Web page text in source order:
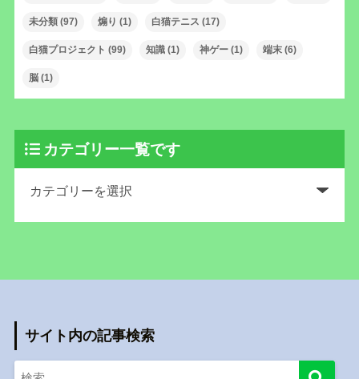
未分類(97) 煽り (1) 白猫テニス (17)
白猫プロジェクト (99) 知識(1) 神ゲー(1) 端末(6)
脳(1)
カテゴリー一覧です
サイト内の記事検索